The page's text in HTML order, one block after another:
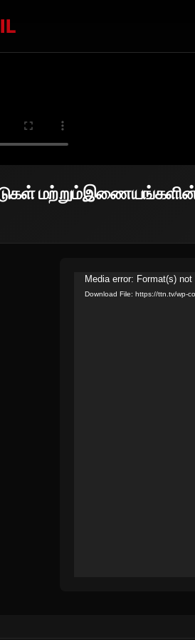
மற்றும்இணையங்களின்
Video
Player
Media error: Format(s)
Download File: https://ttn.tv/wp-